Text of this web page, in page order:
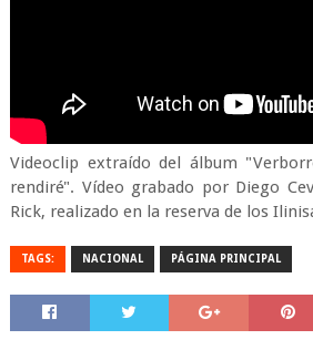
Videoclip extraído del álbum
rendiré". Vídeo grabado por Diego
Rick, realizado en la reserva de los
TAGS: NACIONAL PÁGINA PRINCIPAL